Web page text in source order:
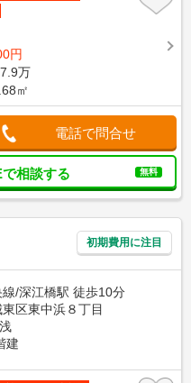
円
7.9万
㎡
電話で問合せ
相談する 無料
初期費用に注目
/深江橋駅 徒歩10分
区東中浜８丁目
建